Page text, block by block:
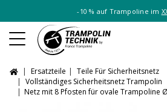
-10 % auf Trampoline im
Ersatzteile
Teile Für Sicherheitsnetz
Vollständiges Sicherheitsnetz Trampolin
Netz mit 8 Pfosten für ovale Trampoline